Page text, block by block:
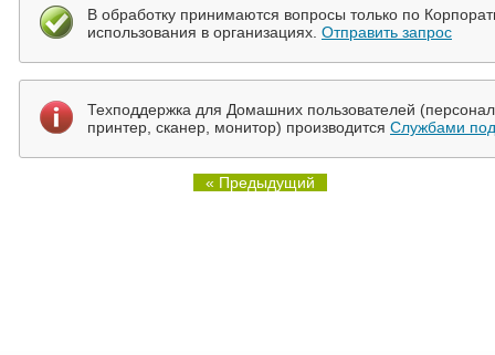
В обработку принимаются вопросы только по
использования в организациях. Отправить запрос
Техподдержка для Домашних пользователей
принтер, сканер, монитор) производится Службами
« Предыдущий